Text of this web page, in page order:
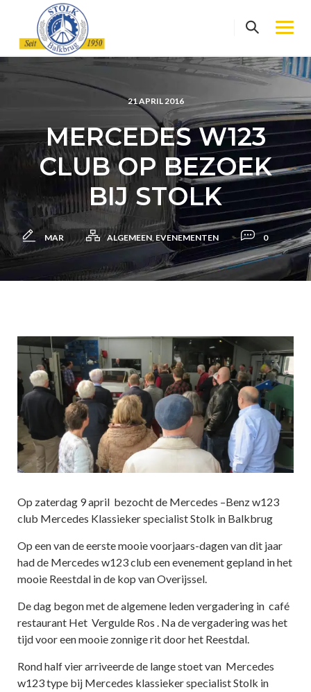
content
21 APRIL 2016
MERCEDES W123
CLUB OP BEZOEK
BIJ STOLK
MAR ALGEMEEN, EVENEMENTEN 0
Op zaterdag 9 april bezocht de Mercedes –Benz w123
club Mercedes Klassieker specialist Stolk in Balkbrug
Op een van de eerste mooie voorjaars-dagen van dit jaar
had de Mercedes w123 club een evenement gepland in het
mooie Reestdal in de kop van Overijssel.
De dag begon met de algemene leden vergadering in café
restaurant Het Vergulde Ros . Na de vergadering was het
tijd voor een mooie zonnige rit door het Reestdal.
Rond half vier arriveerde de lange stoet van Mercedes
w123 type bij Mercedes klassieker specialist Stolk in